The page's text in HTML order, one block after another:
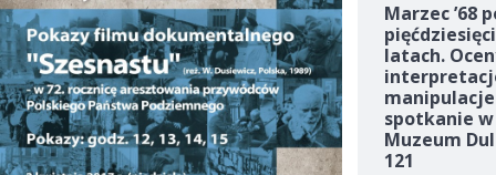
Marzec ’68
latach.
spotkanie w
Muzeum
121